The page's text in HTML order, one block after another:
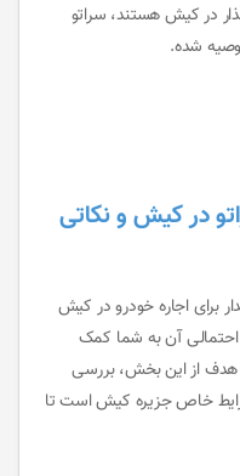
در کیش هستند، سراتو
شده.
در کیش و نکاتی
برای اجاره خودرو در کیش
آن به شما کمک
هدف از این بخش، بررسی
خاص جزیره کیش است تا